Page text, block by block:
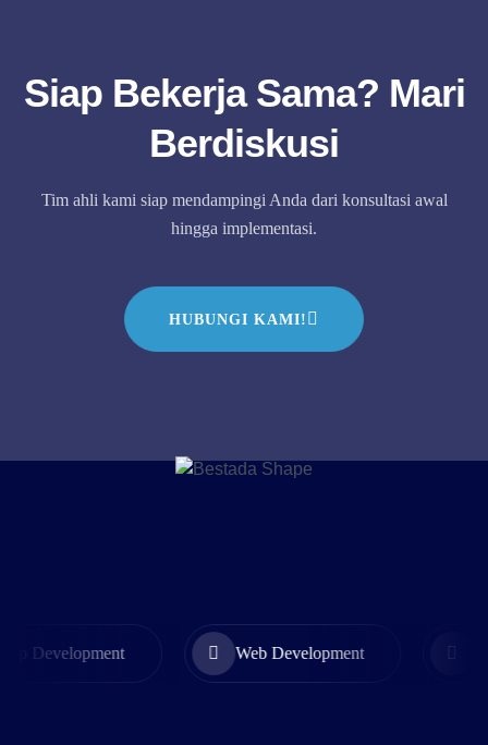
Siap Bekerja Sama? Mari
Berdiskusi
Tim ahli kami siap mendampingi Anda dari konsultasi awal
hingga implementasi.
HUBUNGI KAMI!
Development Web Development